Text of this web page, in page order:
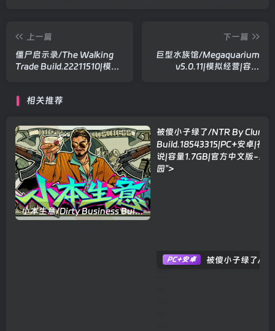
上一篇
僵尸启示录/The Walking
Trade Build.22211510|模拟
下一篇
巨型水族馆/Megaquarium
v5.0.11|模拟经营|容量
相关推荐
小本生意/Dirty Business Build.24389255|模拟经营|容量8.6GB|官方中文版
被傻小子绿了/NTR By
Build.18543315|PC+安卓|视
说|容量1.7GB|官方中文版-星
园">
PC+安卓 被傻小子绿了/NTR By Clumsiness Build.18543315|PC+安卓|视觉小说|容量1.7GB|官方中文版